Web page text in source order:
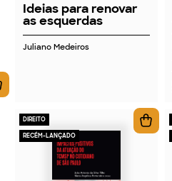
Ideias para renovar
as esquerdas
Juliano Medeiros
DIREITO
RECÉM-LANÇADO
2026